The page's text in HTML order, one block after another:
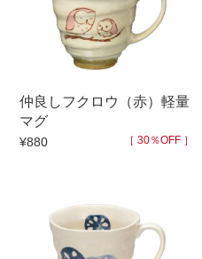
仲良しフクロウ（赤）軽量
マグ
¥880 ［ 30％OFF ］